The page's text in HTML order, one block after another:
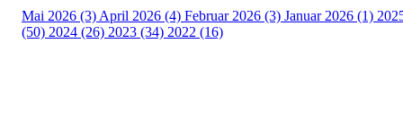
Mai 2026 (3) April 2026 (4) Februar 2026 (3) Januar 2026 (1)
(50) 2024 (26) 2023 (34) 2022 (16)